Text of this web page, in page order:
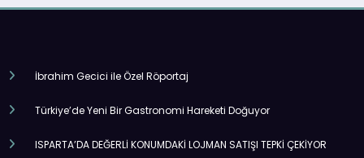
İbrahim Gecici ile Özel Röportaj
Türkiye’de Yeni Bir Gastronomi Hareketi Doğuyor
ISPARTA’DA DEĞERLİ KONUMDAKİ LOJMAN SATIŞI TEPKİ ÇEKİYOR